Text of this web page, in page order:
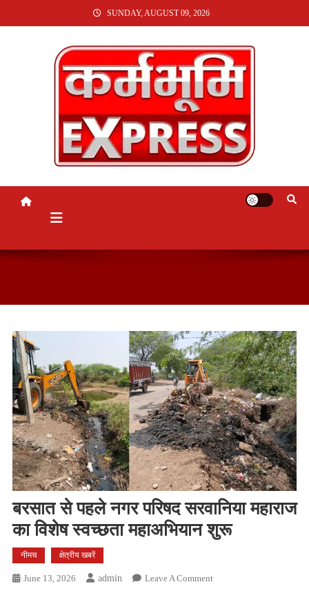
TO
SUNDAY, AUGUST 09, 2026
KARMABHUMI EXPRESS
बरसात से पहले नगर परिषद सरवानिया महाराज
का विशेष स्वच्छता महाअभियान शुरू
नीमच क्षेत्रीय खबरें
June 13, 2026 Admin Leave A CommentOn